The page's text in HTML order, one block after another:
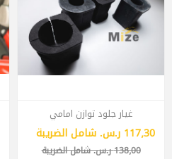
غيار جلود توازن امامي
117٫30 ر.س.‏ شامل الضريبة
138٫00 ر.س.‏ شامل الضريبة